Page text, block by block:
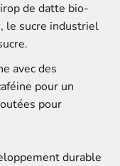
de datte bio-
le sucre industriel
avec des
pour un
pour
durable